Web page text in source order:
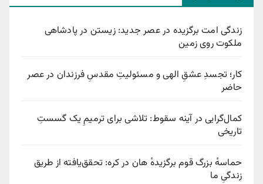
زندگی امت برگزیده در عصر جدید: زیستن در پادشاهی
ملکوت روی زمین
کار؛ تجسدِ عشقِ الهی و مسئولیتِ مقدسِ فرزندان در عصر
حاضر
کمال‌گرایی در آینه سقوط: تلاشی برای ترمیمِ یک گسستِ
تاریخی
حماسهٔ بزرگ قوم برگزیدهٔ هان در کره: تحقق‌یافته از طریق
زندگیِ ما